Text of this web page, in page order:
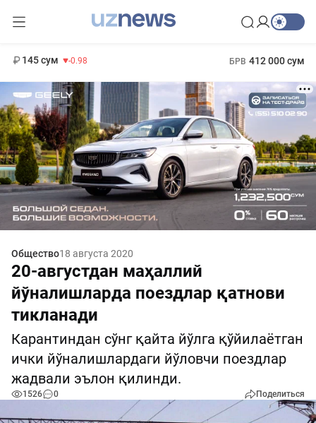
145 сум -0.98 БРВ 412 000 сум
Общество18 августа 2020
20-августдан маҳаллий
йўналишларда поездлар қатнови
тикланади
Карантиндан сўнг қайта йўлга қўйилаётган
ички йўналишлардаги йўловчи поездлар
жадвали эълон қилинди.
1526 0 Поделиться